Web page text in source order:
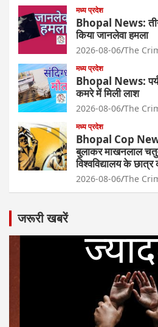
मध्य प्रदेश
Bhopal News:
किया जानलेवा हमला
2026-08-06 The
मध्य प्रदेश
Bhopal News:
कमरे में मिली लाश
2026-08-06 The
मध्य प्रदेश
Bhopal Cop
बुलाकर माखनलाल
विश्वविद्यालय के छात्र
2026-08-06 The
जरूरी खबरें